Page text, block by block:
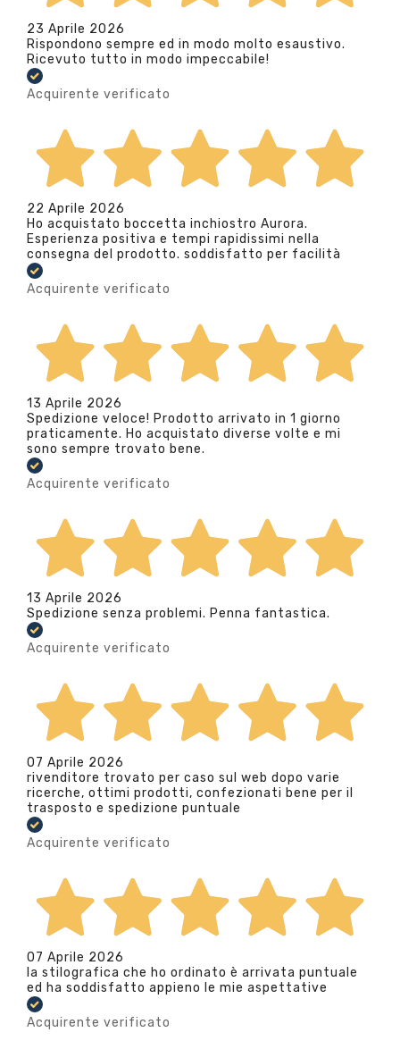
23 Aprile 2026
Rispondono sempre ed in modo molto esaustivo.
Ricevuto tutto in modo impeccabile!
Acquirente verificato
22 Aprile 2026
Ho acquistato boccetta inchiostro Aurora.
Esperienza positiva e tempi rapidissimi nella
consegna del prodotto. soddisfatto per facilità
Acquirente verificato
13 Aprile 2026
Spedizione veloce! Prodotto arrivato in 1 giorno
praticamente. Ho acquistato diverse volte e mi
sono sempre trovato bene.
Acquirente verificato
13 Aprile 2026
Spedizione senza problemi. Penna fantastica.
Acquirente verificato
07 Aprile 2026
rivenditore trovato per caso sul web dopo varie
ricerche, ottimi prodotti, confezionati bene per il
trasposto e spedizione puntuale
Acquirente verificato
07 Aprile 2026
la stilografica che ho ordinato è arrivata puntuale
ed ha soddisfatto appieno le mie aspettative
Acquirente verificato